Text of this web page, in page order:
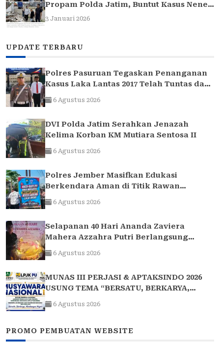
Propam Polda Jatim, Buntut Kasus Nenek
Elina
3 Januari 2026
UPDATE TERBARU
Polres Pasuruan Tegaskan Penanganan
Kasus Laka Lantas 2017 Telah Tuntas dan
Berkekuatan Hukum Tetap
6 Agustus 2026
DVI Polda Jatim Serahkan Jenazah
Kelima Korban KM Mutiara Sentosa II
6 Agustus 2026
Polres Jember Masifkan Edukasi
Berkendara Aman di Titik Rawan
Kecelakaan
6 Agustus 2026
Selapanan 40 Hari Ananda Zaviera
Mahera Azzahra Putri Berlangsung
Khidmat dan Penuh Kebersamaan
6 Agustus 2026
MUNAS III PERJASI & APTAKSINDO 2026
USUNG TEMA “BERSATU, BERKARYA,
MEMBANGUN NEGERI”: 15 BPP SIAP HADIR
6 Agustus 2026
PROMO PEMBUATAN WEBSITE